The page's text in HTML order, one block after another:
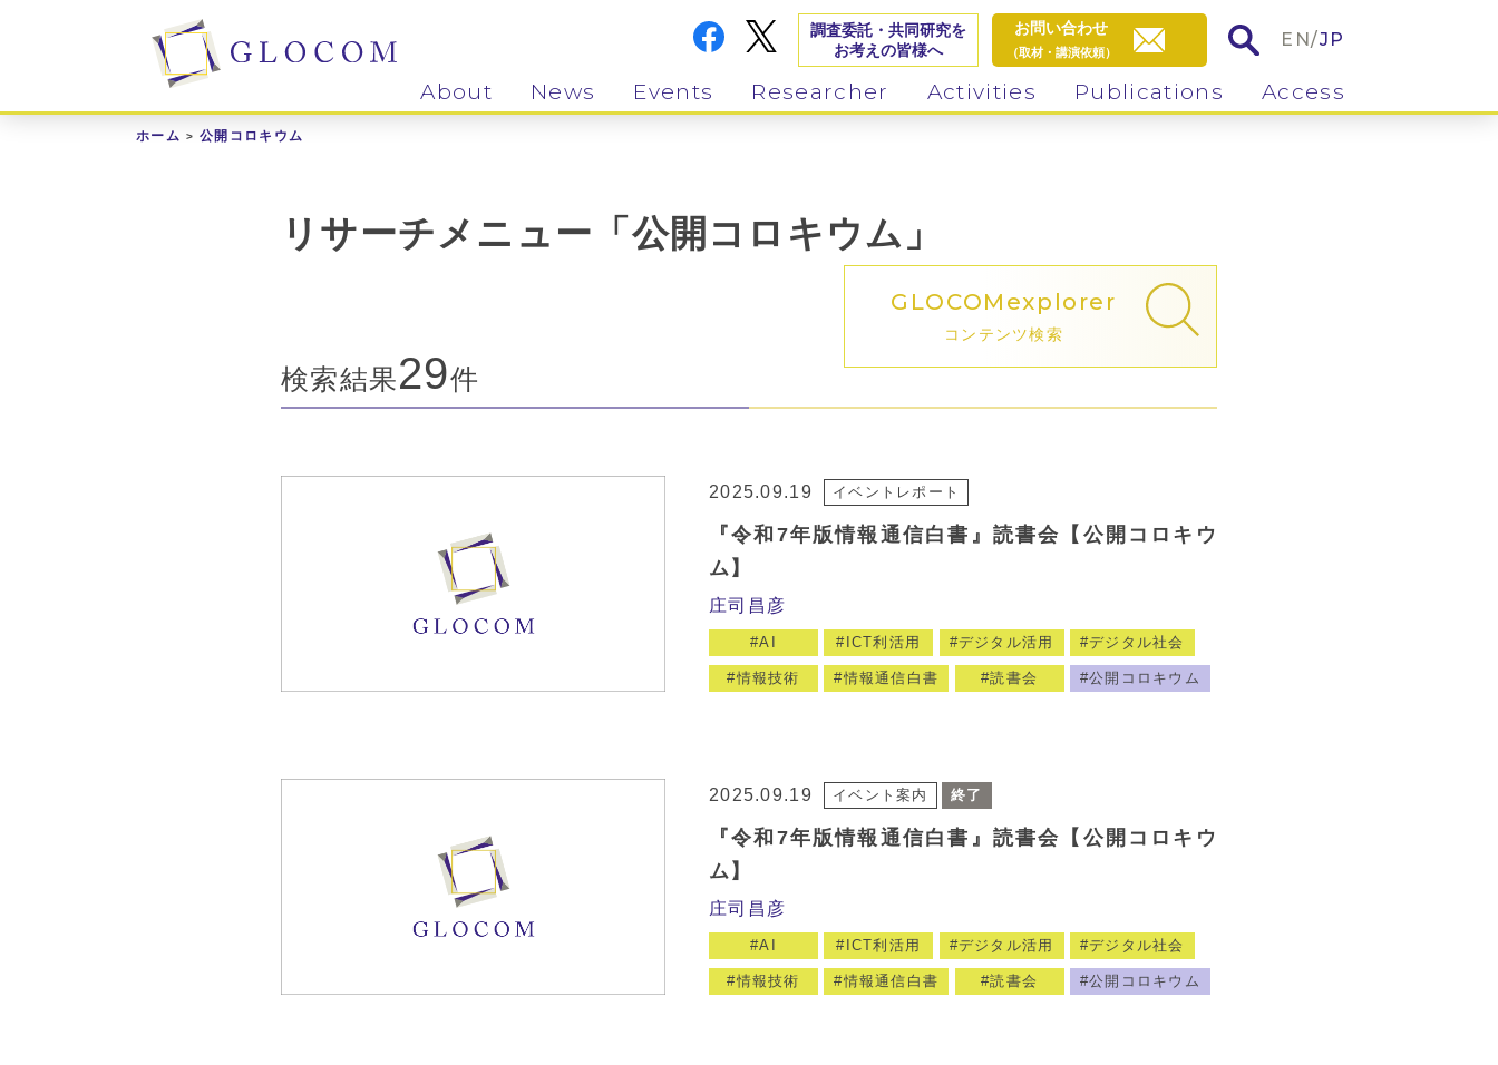
調査委託・共同研究を
お考えの皆様へ
お問い合わせ
（取材・講演依頼）
EN/JP
About News Events Researcher Activities Publications Access
ホーム 公開コロキウム
リサーチメニュー「公開コロキウム」
GLOCOM explorer
コンテンツ検索
検索結果29件
2025.09.19 イベントレポート
『令和7年版情報通信白書』読書会【公開コロキウ
ム】
庄司昌彦
AI ICT利活用 デジタル活用 デジタル社会
情報技術 情報通信白書 読書会 公開コロキウム
2025.09.19 イベント案内 終了
『令和7年版情報通信白書』読書会【公開コロキウ
ム】
庄司昌彦
AI ICT利活用 デジタル活用 デジタル社会
情報技術 情報通信白書 読書会 公開コロキウム